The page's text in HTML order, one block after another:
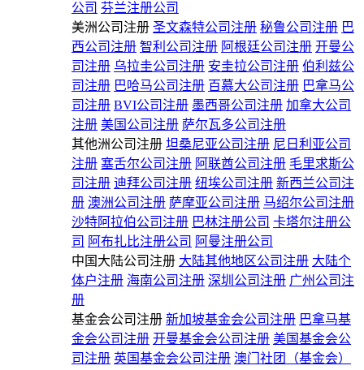
公司 芬兰注册公司
美洲公司注册 圣文森特公司注册 秘鲁公司注册 巴
西公司注册 智利公司注册 阿根廷公司注册 开曼公
司注册 乌拉圭公司注册 安圭拉公司注册 伯利兹公
司注册 巴哈马公司注册 百慕大公司注册 巴拿马公
司注册 BVI公司注册 墨西哥公司注册 加拿大公司
注册 美国公司注册 萨尔瓦多公司注册
其他洲公司注册 坦桑尼亚公司注册 尼日利亚公司
注册 塞舌尔公司注册 阿联酋公司注册 毛里求斯公
司注册 迪拜公司注册 纽埃公司注册 新西兰公司注
册 澳洲公司注册 萨摩亚公司注册 马绍尔公司注册
沙特阿拉伯公司注册 巴林注册公司 卡塔尔注册公
司 阿布扎比注册公司 阿曼注册公司
中国大陆公司注册 大陆其他地区公司注册 大陆个
体户注册 海南公司注册 深圳公司注册 广州公司注
册
基金会公司注册 新加坡基金会公司注册 巴拿马基
金会公司注册 开曼基金会公司注册 美国基金会公
司注册 英国基金会公司注册 澳门社团（基金会）